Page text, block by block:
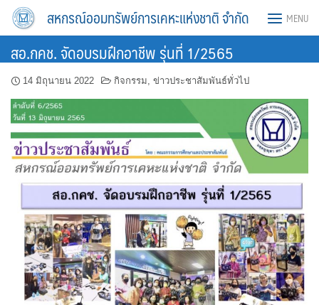
Skip
สหกรณ์ออมทรัพย์การเคหะแห่งชาติ จำกัด MENU
สอ.กคช. จัดอบรมฝึกอาชีพ รุ่นที่ 1/2565
14 มิถุนายน 2022 กิจกรรม, ข่าวประชาสัมพันธ์ทั่วไป